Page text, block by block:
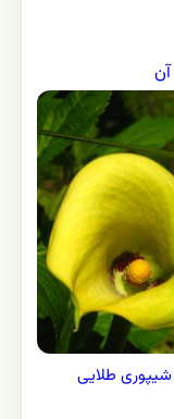
طلایی